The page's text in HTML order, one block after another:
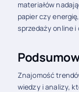
materiałów
papier czy
sprzedaży online i
Znajomość
wiedzy i analizy,